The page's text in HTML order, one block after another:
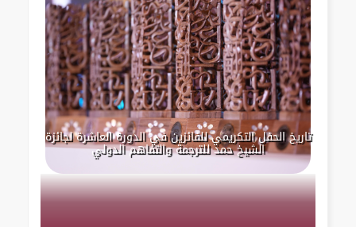
تاريخ الحفل التكريمي للفائزين في الدورة العاشرة لجائزة
الشيخ حمد للترجمة والتفاهم الدولي